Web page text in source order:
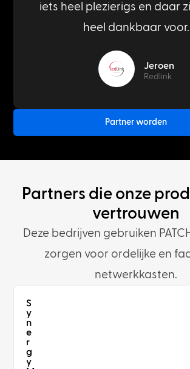
iets heel plezierigs en daar
heel dankbaar voor.
Jeroen
Redlink
Partner worden
Partners die onze
vertrouwen
Deze bedrijven gebruiken
zorgen voor ordelijke en
netwerkkasten.
S
y
n
e
r
g
y